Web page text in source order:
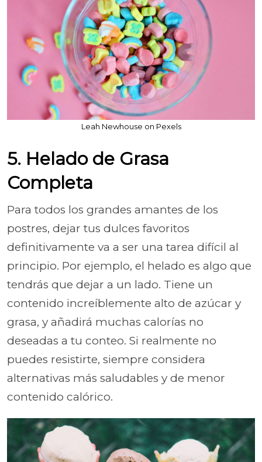
Leah Newhouse on Pexels
5. Helado de Grasa
Completa
Para todos los grandes amantes de los
postres, dejar tus dulces favoritos
definitivamente va a ser una tarea difícil al
principio. Por ejemplo, el helado es algo que
tendrás que dejar a un lado. Tiene un
contenido increíblemente alto de azúcar y
grasa, y añadirá muchas calorías no
deseadas a tu conteo. Si realmente no
puedes resistirte, siempre considera
alternativas más saludables y de menor
contenido calórico.